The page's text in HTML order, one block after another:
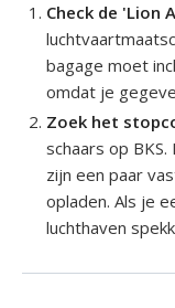
Check de 'Lion
bagage moet
omdat je
Zoek het
schaars op
zijn een paar
opladen. Als je
luchthaven